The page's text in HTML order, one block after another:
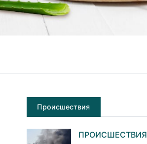
Происшествия
ПРОИСШЕСТВИЯ